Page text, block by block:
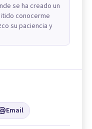
se ha creado un
conocerme
su paciencia y
Email